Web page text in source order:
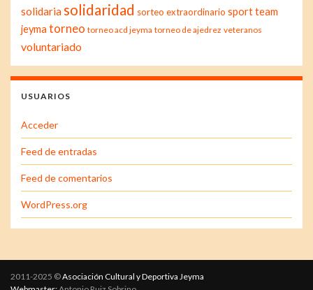
solidaria solidaridad sorteo extraordinario sport team
jeyma torneo torneo acd jeyma torneo de ajedrez veteranos
voluntariado
USUARIOS
Acceder
Feed de entradas
Feed de comentarios
WordPress.org
2011-2025 ©Asociación Cultural y Deportiva Jeyma